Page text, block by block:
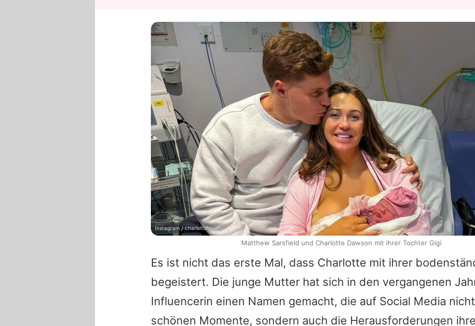
Es ist nicht das erste Mal, dass Charlotte mit ihrer
begeistert. Die junge Mutter hat sich in den vergangenen
Influencerin einen Namen gemacht, die auf Social Media
schönen Momente, sondern auch die Herausforderungen
Instagram / charlottedawsy
Matthew Sarsfield und Charlotte Dawson mit ihrer Tochter Gigi